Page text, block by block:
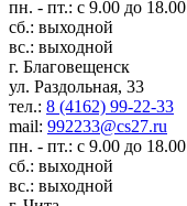
пн. - пт.: с 9.00 до 18.00
сб.: выходной
вс.: выходной
г. Благовещенск
ул. Раздольная, 33
тел.: 8 (4162) 99-22-33
mail: 992233@cs27.ru
пн. - пт.: с 9.00 до 18.00
сб.: выходной
вс.: выходной